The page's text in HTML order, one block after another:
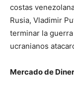
costas
Rusia, Vladimir
terminar la
ucranianos
Mercado de